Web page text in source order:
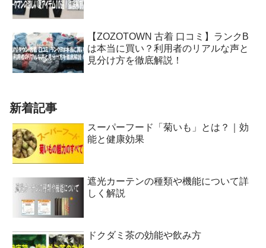
【ZOZOTOWN 古着 口コミ】ランクB
は本当に買い？利用者のリアルな声と
見分け方を徹底解説！
新着記事
スーパーフード「菊いも」とは？｜効
能と健康効果
遮光カーテンの種類や機能について詳
しく解説
ドクダミ茶の効能や飲み方